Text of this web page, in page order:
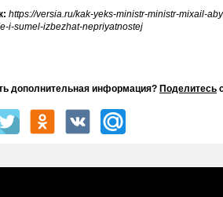
https://versia.ru/kak-yeks-ministr-ministr-mixail-
i-sumel-izbezhat-nepriyatnostej
дополнительная информация? Поделитесь